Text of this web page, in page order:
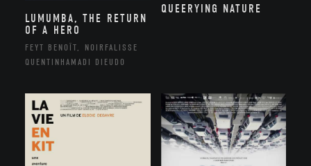
LUMUMBA, THE RETURN
OF A HERO
FEYT BENOÎT, NOIRFALISSE
QUENTINHAMADI DIEUDO
QUEERYING NATURE